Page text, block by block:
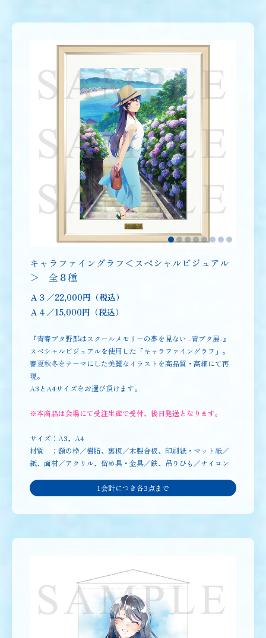
キャラファイングラフ＜スペシャルビジュアル
＞ 全８種
Ａ３／22,000円（税込）
Ａ４／15,000円（税込）
『青春ブタ野郎はスクールメモリーの夢を見ない -青ブタ展-』
スペシャルビジュアルを使用した「キャラファイングラフ」。
春夏秋冬をテーマにした美麗なイラストを高品質・高細にて再
現。
A3とA4サイズをお選び頂けます。
※本商品は会場にて受注生産で受付、後日発送となります。
サイズ：A3、A4
材質 ：額の枠／樹脂、裏板／木製合板、印刷紙・マット紙／
紙、面材／アクリル、留め具・金具／鉄、吊りひも／ナイロン
1会計につき各3点まで